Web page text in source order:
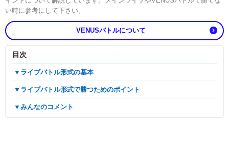
い時に参考にして下さい。
VENUSバトルについて
目次
▼ライブバトル形式の基本
▼ライブバトル形式で勝つためのポイント
▼みんなのコメント